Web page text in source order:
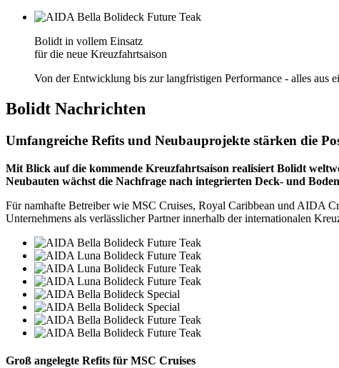
Bolidt in vollem Einsatz
für die neue Kreuzfahrtsaison
Von der Entwicklung bis zur langfristigen Performance - alles aus
Bolidt Nachrichten
Umfangreiche Refits und Neubauprojekte stärken die
Mit Blick auf die kommende Kreuzfahrtsaison realisiert Bolidt
Neubauten wächst die Nachfrage nach integrierten Deck- und
Für namhafte Betreiber wie MSC Cruises, Royal Caribbean und AIDA
Unternehmens als verlässlicher Partner innerhalb der internationalen
Groß angelegte Refits für MSC Cruises